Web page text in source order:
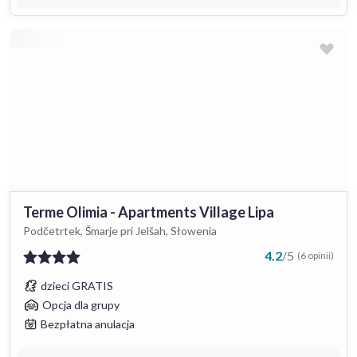
Terme Olimia - Apartments Village Lipa
Podčetrtek, Šmarje pri Jelšah, Słowenia
4.2/5 (6 opinii)
dzieci GRATIS
Opcja dla grupy
Bezpłatna anulacja